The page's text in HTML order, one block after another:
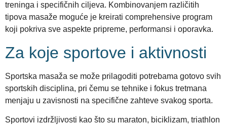
treninga i specifičnih ciljeva. Kombinovanjem različitih
tipova masaže moguće je kreirati comprehensive program
koji pokriva sve aspekte pripreme, performansi i oporavka.
Za koje sportove i aktivnosti
Sportska masaža se može prilagoditi potrebama gotovo svih
sportskih disciplina, pri čemu se tehnike i fokus tretmana
menjaju u zavisnosti na specifične zahteve svakog sporta.
Sportovi izdržljivosti kao što su maraton, biciklizam, triathlon